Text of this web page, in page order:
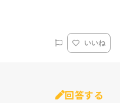
いいね
回答する